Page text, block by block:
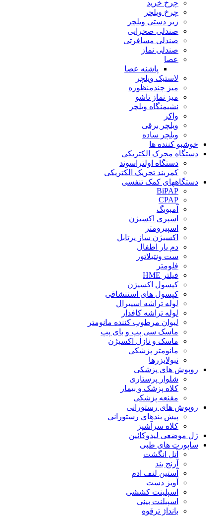
چرخ خرید
چرخ ویلچر
زیر دستی ویلچر
صندلی صحرایی
صندلی مسافرتی
صندلی نماز
عصا
پاشنه عصا
لاستیک ویلچر
میز چندمنظوره
میز نماز تاشو
نشیمنگاه ویلچر
واکر
ویلچر برقی
ویلچر ساده
خوشبو کننده ها
دستگاه محرک الکتریکی
دستگاه اولتراسوند
کمربند تحریک الکتریکی
دستگاههای کمک تنفسی
BiPAP
CPAP
آمبوبگ
اسپری اکسیژن
اسپیرومتر
اکسیژن ساز پرتابل
دم یار اطفال
ست ونتیلاتور
فلومتر
فیلتر HME
کپسول اکسیژن
کپسول های استنشاقی
لوله تراشه اسپیرال
لوله تراشه کافدار
لیوان مرطوب کننده مانومتر
ماسک سی پپ و بای پپ
ماسک و نازل اکسیژن
مانومتر پزشکی
نبولایزرها
روپوش های پزشکی
شلوار پرستاری
کلاه پزشک و بیمار
مقنعه پزشکی
روپوش های رستورانی
پیش بندهای رستورانی
کلاه سرآشپز
ژل موضعی لیدوکائین
ساپورت های طبی
آتل انگشت
آرنج بند
آستین لنف ادم
آویز دست
اسپلینت کششی
اسپیلنت بینی
بانداژ ترقوه